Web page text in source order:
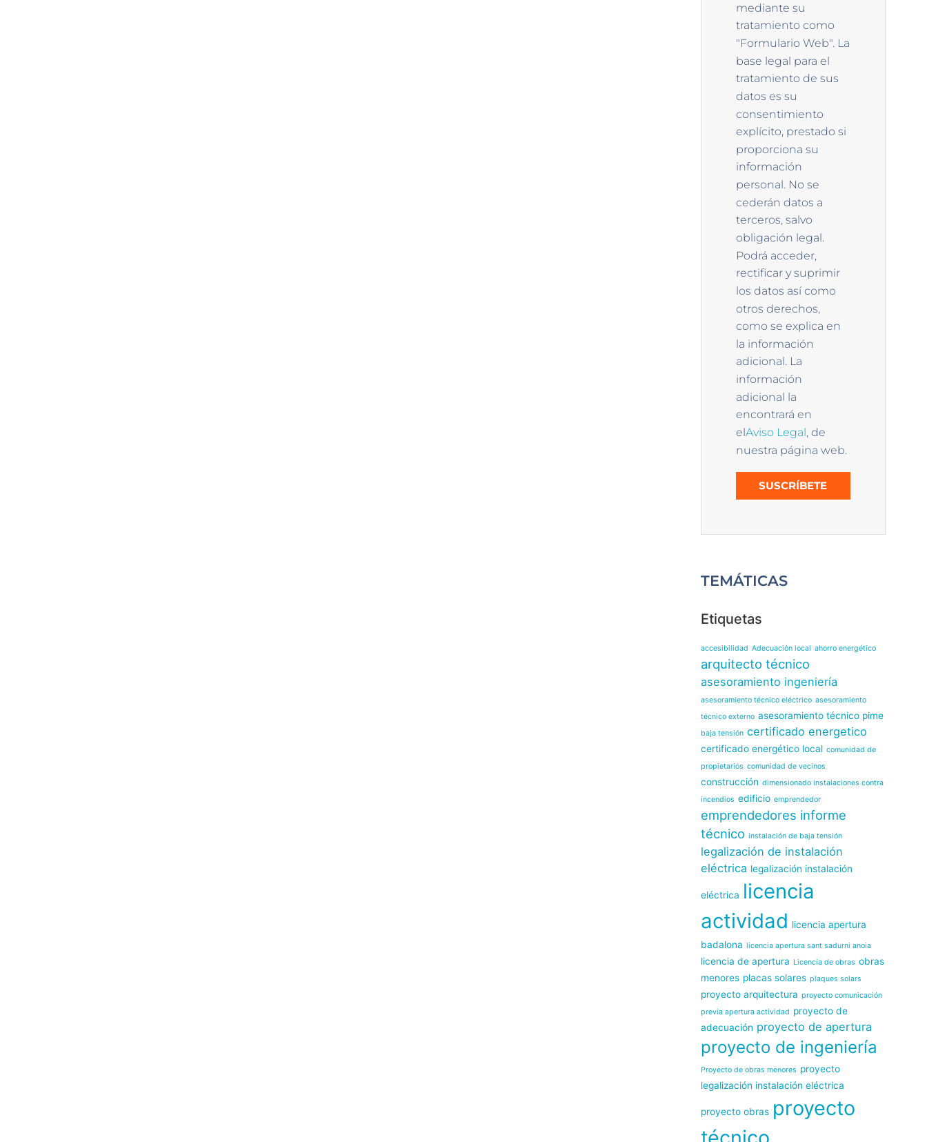
mediante su
tratamiento como
"Formulario Web". La
base legal para el
tratamiento de sus
datos es su
consentimiento
explícito, prestado si
proporciona su
información
personal. No se
cederán datos a
terceros, salvo
obligación legal.
Podrá acceder,
rectificar y suprimir
los datos así como
otros derechos,
como se explica en
la información
adicional. La
información
adicional la
encontrará en
elAviso Legal, de
nuestra página web.
SUSCRÍBETE
TEMÁTICAS
Etiquetas
accesibilidad Adecuación local ahorro energético
arquitecto técnico
asesoramiento ingeniería
asesoramiento técnico eléctrico asesoramiento
técnico externo asesoramiento técnico pime
baja tensión certificado energetico
certificado energético local comunidad de
propietarios comunidad de vecinos
construcción dimensionado instalaciones contra
incendios edificio emprendedor
emprendedores informe
técnico instalación de baja tensión
legalización de instalación
eléctrica legalización instalación
eléctrica licencia
actividad licencia apertura
badalona licencia apertura sant sadurni anoia
licencia de apertura Licencia de obras obras
menores placas solares plaques solars
proyecto arquitectura proyecto comunicación
previa apertura actividad proyecto de
adecuación proyecto de apertura
proyecto de ingeniería
Proyecto de obras menores proyecto
legalización instalación eléctrica
proyecto obras proyecto